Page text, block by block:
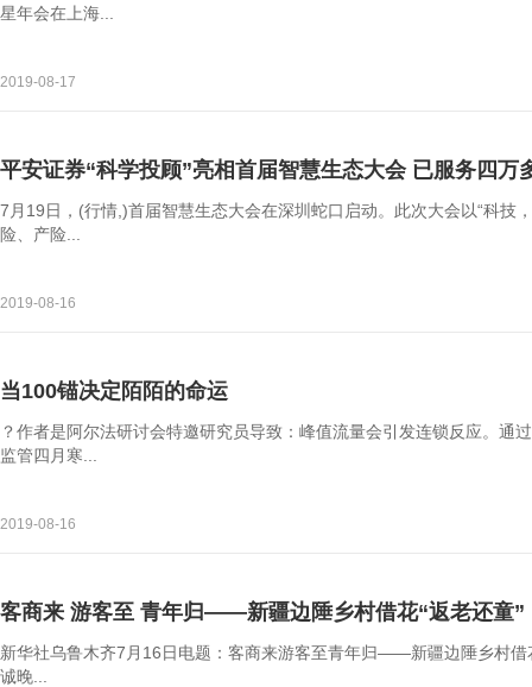
星年会在上海...
2019-08-17
平安证券“科学投顾”亮相首届智慧生态大会 已服务四万
7月19日，(行情,)首届智慧生态大会在深圳蛇口启动。此次大会以“科技
险、产险...
2019-08-16
当100锚决定陌陌的命运
？作者是阿尔法研讨会特邀研究员导致：峰值流量会引发连锁反应。通
监管四月寒...
2019-08-16
客商来 游客至 青年归——新疆边陲乡村借花“返老还童”
新华社乌鲁木齐7月16日电题：客商来游客至青年归——新疆边陲乡村借
诚晚...